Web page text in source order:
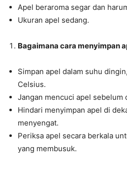
Apel beraroma segar dan
Ukuran apel sedang.
Bagaimana cara menyimpan
Simpan apel dalam suhu
Celsius.
Jangan mencuci apel sebelum
Hindari menyimpan apel di
menyengat.
Periksa apel secara berkala
yang membusuk.